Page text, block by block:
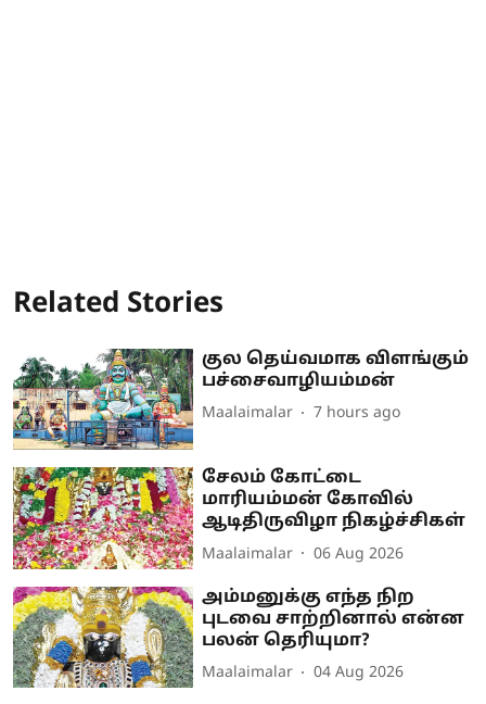
Related Stories
குல தெய்வமாக விளங்கும்
பச்சைவாழியம்மன்
Maalaimalar 7 hours ago
சேலம் கோட்டை
மாரியம்மன் கோவில்
ஆடிதிருவிழா நிகழ்ச்சிகள்
Maalaimalar 06 Aug 2026
அம்மனுக்கு எந்த நிற
புடவை சாற்றினால் என்ன
பலன் தெரியுமா?
Maalaimalar 04 Aug 2026